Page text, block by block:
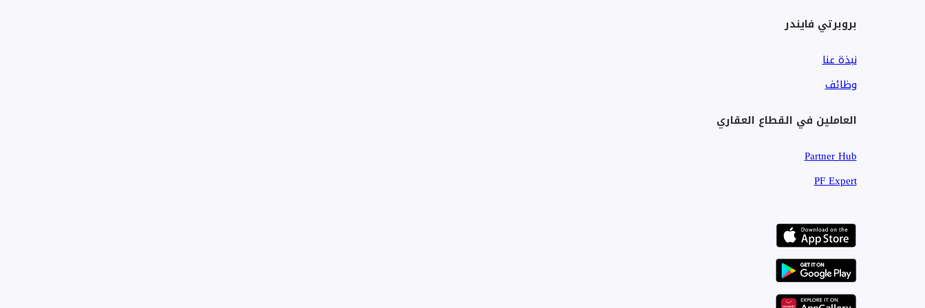
بروبرتي فايندر
نبذة عنا
وظائف
العاملين في القطاع العقاري
Partner Hub
PF Expert